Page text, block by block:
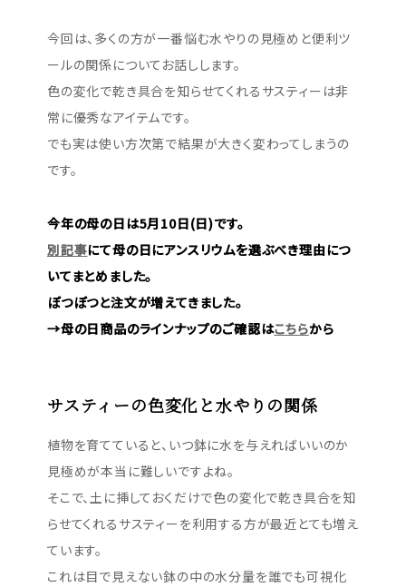
今回は、多くの方が一番悩む水やりの見極めと便利ツ
ールの関係についてお話しします。
色の変化で乾き具合を知らせてくれるサスティーは非
常に優秀なアイテムです。
でも実は使い方次第で結果が大きく変わってしまうの
です。
今年の母の日は5月10日(日)です。
別記事にて母の日にアンスリウムを選ぶべき理由につ
いてまとめました。
ぽつぽつと注文が増えてきました。
→母の日商品のラインナップのご確認はこちらから
サスティーの色変化と水やりの関係
植物を育てていると、いつ鉢に水を与えればいいのか
見極めが本当に難しいですよね。
そこで、土に挿しておくだけで色の変化で乾き具合を知
らせてくれるサスティーを利用する方が最近とても増え
ています。
これは目で見えない鉢の中の水分量を誰でも可視化